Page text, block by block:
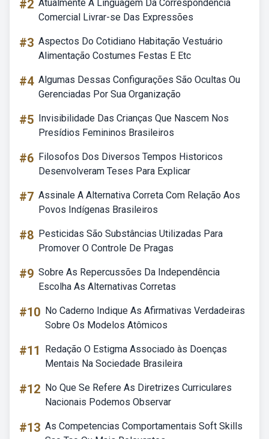
#2 Atualmente A Linguagem Da Correspondência
Comercial Livrar-se Das Expressões
#3 Aspectos Do Cotidiano Habitação Vestuário
Alimentação Costumes Festas E Etc
#4 Algumas Dessas Configurações São Ocultas Ou
Gerenciadas Por Sua Organização
#5 Invisibilidade Das Crianças Que Nascem Nos
Presídios Femininos Brasileiros
#6 Filosofos Dos Diversos Tempos Historicos
Desenvolveram Teses Para Explicar
#7 Assinale A Alternativa Correta Com Relação Aos
Povos Indígenas Brasileiros
#8 Pesticidas São Substâncias Utilizadas Para
Promover O Controle De Pragas
#9 Sobre As Repercussões Da Independência
Escolha As Alternativas Corretas
#10 No Caderno Indique As Afirmativas Verdadeiras
Sobre Os Modelos Atômicos
#11
Redação O Estigma Associado às Doenças
Mentais Na Sociedade Brasileira
#12 No Que Se Refere As Diretrizes Curriculares
Nacionais Podemos Observar
#13 As Competencias Comportamentais Soft Skills